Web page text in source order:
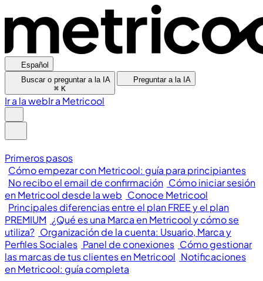
Español
Buscar o preguntar a la IA
⌘ K
Preguntar a la IA
Ir a la webIr a Metricool
Primeros pasos
Cómo empezar con Metricool: guía para principiantes
No recibo el email de confirmación Cómo iniciar sesión
en Metricool desde la web Conoce Metricool
Principales diferencias entre el plan FREE y el plan
PREMIUM ¿Qué es una Marca en Metricool y cómo se
utiliza? Organización de la cuenta: Usuario, Marca y
Perfiles Sociales Panel de conexiones Cómo gestionar
las marcas de tus clientes en Metricool Notificaciones
en Metricool: guía completa